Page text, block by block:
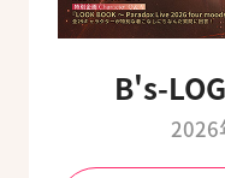
B's-
2026